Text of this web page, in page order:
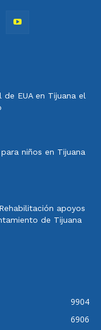
de EUA en Tijuana el
niños en Tijuana
apoyos
de Tijuana
9904
6906